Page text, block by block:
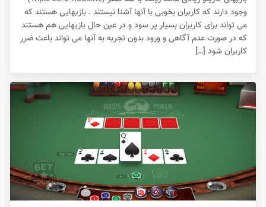
وجود دارند که کاربران بخوبی با آنها آشنا نیستند . بازیهایی هستند که
می تواند برای کاربران بسیار پر سود و در عین حال بازیهایی هم هستند
که در صورت عدم آگاهی و ورود بدون تجربه به آنها می تواند باعث ضرر
کاربران شود […]